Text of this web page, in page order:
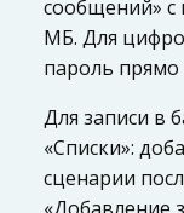
сообщений»
МБ. Для
пароль
Для записи в
«Списки»:
сценарии
«Добавление